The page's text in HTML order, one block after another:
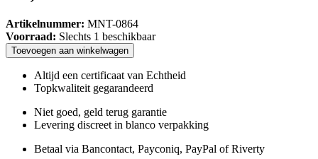
Artikelnummer: MNT-0864
Voorraad: Slechts 1 beschikbaar
Toevoegen aan winkelwagen
Altijd een certificaat van Echtheid
Topkwaliteit gegarandeerd
Niet goed, geld terug garantie
Levering discreet in blanco verpakking
Betaal via Bancontact, Payconiq, PayPal of Riverty